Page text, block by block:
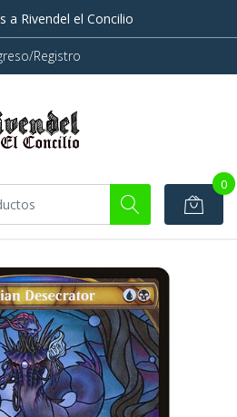
a Rivendel el Concilio
Registro
0